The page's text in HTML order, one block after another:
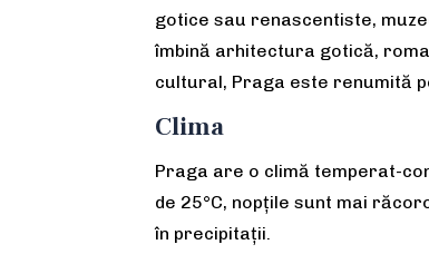
gotice sau renascentiste,
îmbină arhitectura gotică,
cultural, Praga este renumită
Clima
Praga are o climă temperat-
de 25°C, nopțile sunt mai
în precipitații.